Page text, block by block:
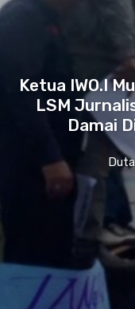
Ketua IWO.I
LSM
Damai